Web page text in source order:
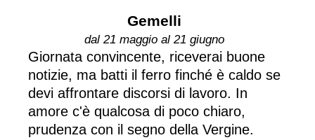
Gemelli
dal 21 maggio al 21 giugno
Giornata convincente, riceverai buone
notizie, ma batti il ferro finché è caldo se
devi affrontare discorsi di lavoro. In
amore c'è qualcosa di poco chiaro,
prudenza con il segno della Vergine.